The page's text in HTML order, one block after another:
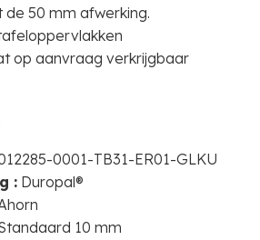
de 50 mm afwerking.
op aanvraag verkrijgbaar
0001-TB31-ER01-GLKU
: Duropal®
10 mm